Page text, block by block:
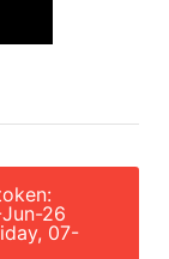
26
07-